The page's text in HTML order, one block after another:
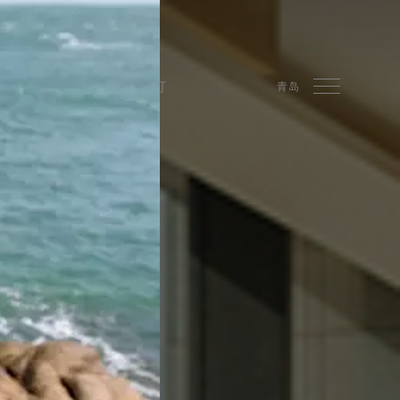
SPA 预订 青岛